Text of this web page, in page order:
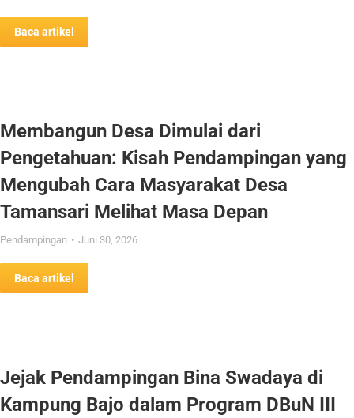
Baca artikel
Membangun Desa Dimulai dari
Pengetahuan: Kisah Pendampingan yang
Mengubah Cara Masyarakat Desa
Tamansari Melihat Masa Depan
Pendampingan Juni 30, 2026
Baca artikel
Jejak Pendampingan Bina Swadaya di
Kampung Bajo dalam Program DBuN III